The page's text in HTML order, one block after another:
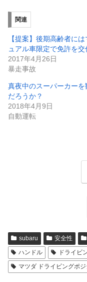
関連
【提案】後期高齢者には
ュアル車限定で免許を交
2017年4月26日
暴走事故
真夜中のスーパーカーを
だろうか？
2018年4月9日
自動運転
subaru 安全性
ハンドル
ドライビ
マツダ ドライビングポ